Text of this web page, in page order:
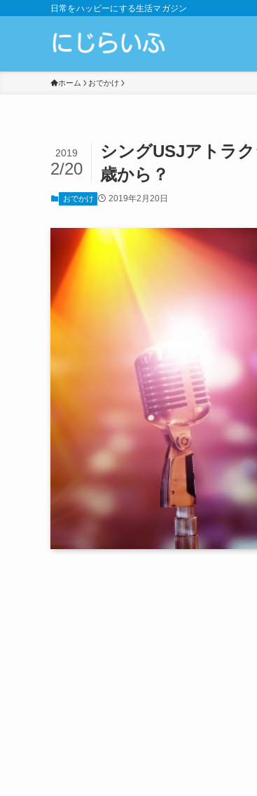
日常をハッピーにする生活マガジン
ホーム おでかけ
シングUSJアトラ
歳から？
2019
2/20
おでかけ 2019年2月20日